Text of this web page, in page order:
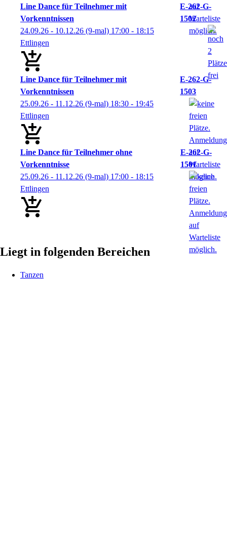
Line Dance für Teilnehmer mit
Vorkenntnissen
E-262-G-
1502
24.09.26 - 10.12.26 (9-mal) 17:00 - 18:15
Ettlingen
Line Dance für Teilnehmer mit
Vorkenntnissen
E-262-G-
1503
25.09.26 - 11.12.26 (9-mal) 18:30 - 19:45
Ettlingen
Line Dance für Teilnehmer ohne
Vorkenntnisse
E-262-G-
1501
25.09.26 - 11.12.26 (9-mal) 17:00 - 18:15
Ettlingen
Liegt in folgenden Bereichen
Tanzen